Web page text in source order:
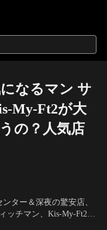
なるマン サ
My-Ft2が大
の？人気店
ター＆深夜の驚安店、
ッチマン、Kis-My-Ft2、